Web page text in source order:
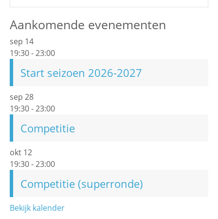
Aankomende evenementen
sep 14
19:30-23:00
Start seizoen 2026-2027
sep 28
19:30-23:00
Competitie
okt 12
19:30-23:00
Competitie (superronde)
Bekijk kalender